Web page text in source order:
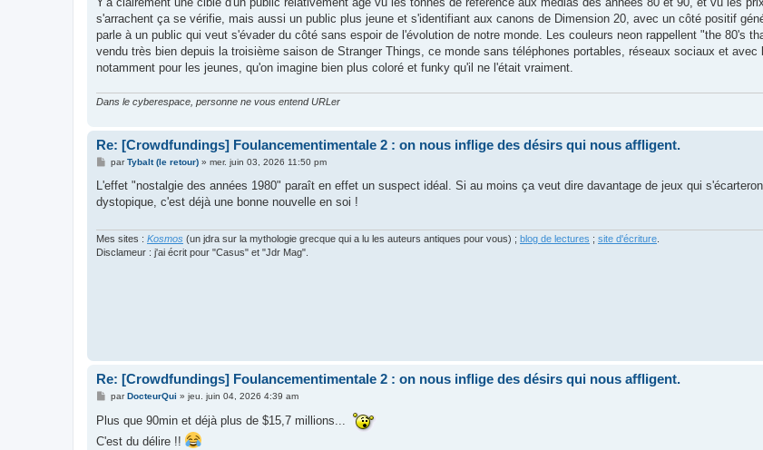
s'arrachent ça se vérifie, mais aussi un public plus jeune et s'identifiant aux canons de Dimension 20, avec un côté positif
parle à un public qui veut s'évader du côté sans espoir de l'évolution de notre monde. Les couleurs neon rappellent "the 80's
vendu très bien depuis la troisième saison de Stranger Things, ce monde sans téléphones portables, réseaux sociaux et avec
notamment pour les jeunes, qu'on imagine bien plus coloré et funky qu'il ne l'était vraiment.
Dans le cyberespace, personne ne vous entend URLer
Re: [Crowdfundings] Foulancementimentale 2 : on nous inflige des désirs qui nous affligent.
M
s
a
parTybalt (le retour)» mer. juin 03, 2026 11:50 pm
L'effet "nostalgie des années 1980" paraît en effet un suspect idéal. Si au moins ça veut dire davantage de jeux qui
dystopique, c'est déjà une bonne nouvelle en soi !
Mes sites : Kosmos (un jdra sur la mythologie grecque qui a lu les auteurs antiques pour vous) ; blog de lectures ; site d'écriture
Disclameur : j'ai écrit pour "Casus" et "Jdr Mag".
Re: [Crowdfundings] Foulancementimentale 2 : on nous inflige des désirs qui nous affligent.
M
s
a
par DocteurQui » jeu. juin 04, 2026 4:39 am
Plus que 90min et déjà plus de $15,7 millions...
C'est du délire !!